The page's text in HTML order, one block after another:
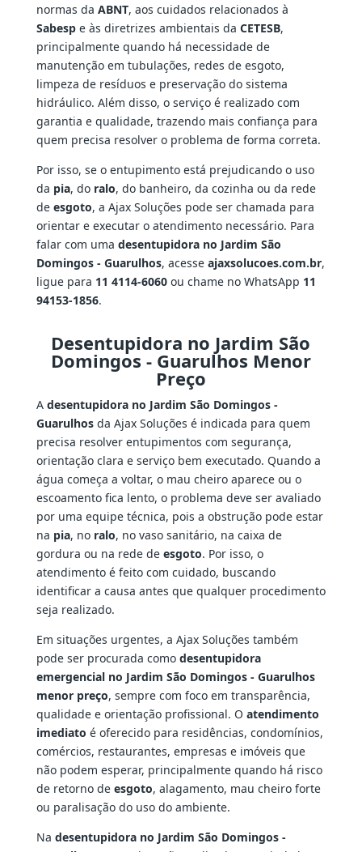
normas da ABNT, aos cuidados relacionados à
Sabespe às diretrizes ambientais da CETESB,
principalmente quando há necessidade de
manutenção em tubulações, redes de esgoto,
limpeza de resíduos e preservação do sistema
hidráulico. Além disso, o serviço é realizado com
garantia e qualidade, trazendo mais confiança para
quem precisa resolver o problema de forma correta.
Por isso, se o entupimento está prejudicando o uso
da pia, do ralo, do banheiro, da cozinha ou da rede
de esgoto, a Ajax Soluções pode ser chamada para
orientar e executar o atendimento necessário. Para
falar com uma desentupidora no Jardim São
Domingos - Guarulhos, acesse ajaxsolucoes.com.br,
ligue para 11 4114-6060ou chame no WhatsApp 11
94153-1856.
Desentupidora no Jardim São
Domingos - Guarulhos Menor
Preço
A desentupidora no Jardim São Domingos -
Guarulhosda Ajax Soluções é indicada para quem
precisa resolver entupimentos com segurança,
orientação clara e serviço bem executado. Quando a
água começa a voltar, o mau cheiro aparece ou o
escoamento fica lento, o problema deve ser avaliado
por uma equipe técnica, pois a obstrução pode estar
na pia, no ralo, no vaso sanitário, na caixa de
gordura ou na rede de esgoto. Por isso, o
atendimento é feito com cuidado, buscando
identificar a causa antes que qualquer procedimento
seja realizado.
Em situações urgentes, a Ajax Soluções também
pode ser procurada como desentupidora
emergencial no Jardim São Domingos - Guarulhos
menor preço, sempre com foco em transparência,
qualidade e orientação profissional. O atendimento
imediato é oferecido para residências, condomínios,
comércios, restaurantes, empresas e imóveis que
não podem esperar, principalmente quando há risco
de retorno de esgoto, alagamento, mau cheiro forte
ou paralisação do uso do ambiente.
Na desentupidora no Jardim São Domingos -